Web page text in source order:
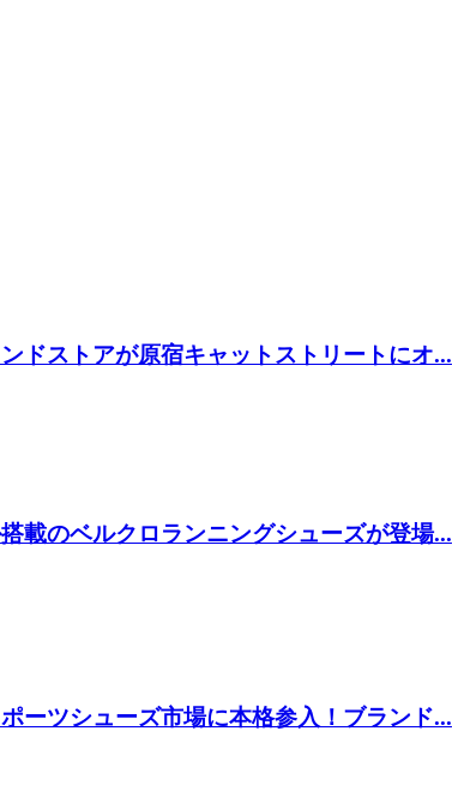
ドストアが原宿キャットストリートにオ...
載のベルクロランニングシューズが登場...
ーツシューズ市場に本格参入！ブランド...